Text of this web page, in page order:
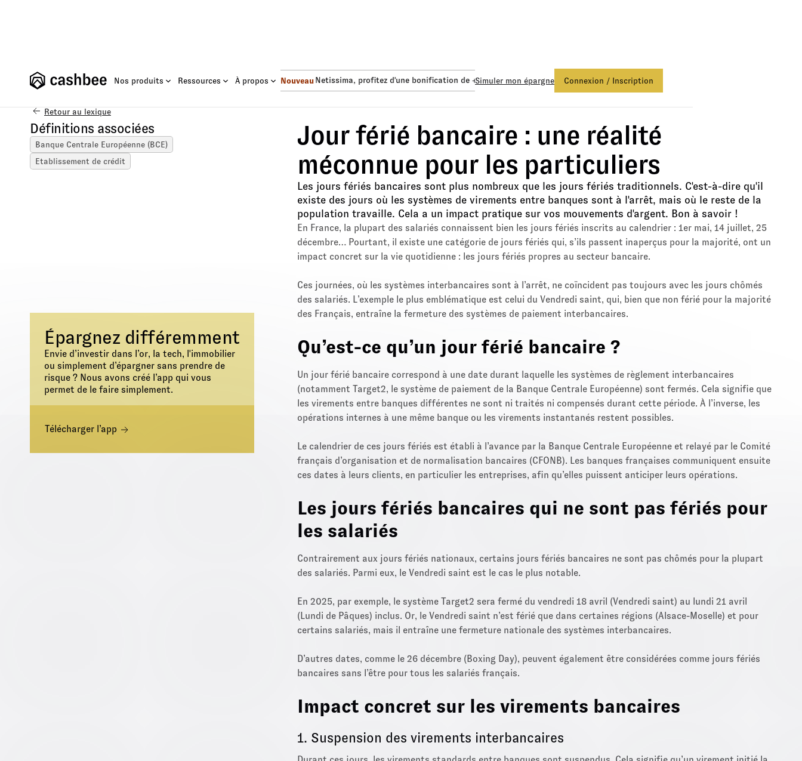
Nos produits Ressources À propos Nouveau
Fonds Euro Netissima, profitez d'une bonification de +1,50%. Fonds Euro Netissima, profitez d'une bonification de +1,50%.
Simuler mon épargne Connexion / Inscription
Retour au lexique
Définitions associées
Banque Centrale Européenne (BCE)
Etablissement de crédit
Épargnez différemment
Envie d’investir dans l’or, la tech, l'immobilier
ou simplement d’épargner sans prendre de
risque ? Nous avons créé l’app qui vous
permet de le faire simplement.
Télécharger l’app
Jour férié bancaire : une réalité
méconnue pour les particuliers
Les jours fériés bancaires sont plus nombreux que les jours fériés traditionnels. C'est-à-dire qu'il
existe des jours où les systèmes de virements entre banques sont à l'arrêt, mais où le reste de la
population travaille. Cela a un impact pratique sur vos mouvements d'argent. Bon à savoir !
En France, la plupart des salariés connaissent bien les jours fériés inscrits au calendrier : 1er mai, 14 juillet, 25
décembre… Pourtant, il existe une catégorie de jours fériés qui, s’ils passent inaperçus pour la majorité, ont un
impact concret sur la vie quotidienne : les jours fériés propres au secteur bancaire.
Ces journées, où les systèmes interbancaires sont à l’arrêt, ne coïncident pas toujours avec les jours chômés
des salariés. L’exemple le plus emblématique est celui du Vendredi saint, qui, bien que non férié pour la majorité
des Français, entraîne la fermeture des systèmes de paiement interbancaires.
Qu’est-ce qu’un jour férié bancaire ?
Un jour férié bancaire correspond à une date durant laquelle les systèmes de règlement interbancaires
(notamment Target2, le système de paiement de la Banque Centrale Européenne) sont fermés. Cela signifie que
les virements entre banques différentes ne sont ni traités ni compensés durant cette période. À l’inverse, les
opérations internes à une même banque ou les virements instantanés restent possibles.
Le calendrier de ces jours fériés est établi à l’avance par la Banque Centrale Européenne et relayé par le Comité
français d’organisation et de normalisation bancaires (CFONB). Les banques françaises communiquent ensuite
ces dates à leurs clients, en particulier les entreprises, afin qu’elles puissent anticiper leurs opérations.
Les jours fériés bancaires qui ne sont pas fériés pour
les salariés
Contrairement aux jours fériés nationaux, certains jours fériés bancaires ne sont pas chômés pour la plupart
des salariés. Parmi eux, le Vendredi saint est le cas le plus notable.
En 2025, par exemple, le système Target2 sera fermé du vendredi 18 avril (Vendredi saint) au lundi 21 avril
(Lundi de Pâques) inclus. Or, le Vendredi saint n’est férié que dans certaines régions (Alsace-Moselle) et pour
certains salariés, mais il entraîne une fermeture nationale des systèmes interbancaires.
D’autres dates, comme le 26 décembre (Boxing Day), peuvent également être considérées comme jours fériés
bancaires sans l’être pour tous les salariés français.
Impact concret sur les virements bancaires
1. Suspension des virements interbancaires